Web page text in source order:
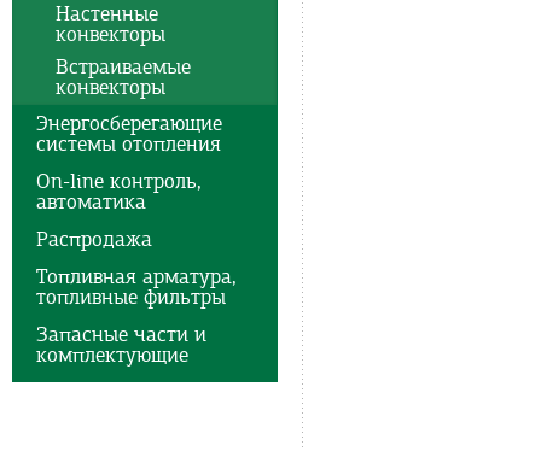
Настенные
конвекторы
Встраиваемые
конвекторы
Энергосберегающие
системы отопления
On-line контроль,
автоматика
Распродажа
Топливная арматура,
топливные фильтры
Запасные части и
комплектующие